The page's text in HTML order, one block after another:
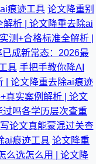
痕迹工具 论文降重别
析 | 论文降重去除ai
测+合格标准全解析 |
成新常态：2026最
具 手把手教你降AI
| 论文降重去除ai痕迹
真实案例解析 | 论文
吗各学历层次查重
论文真能蒙混过关查
ai痕迹工具 论文降重
么选怎么用 | 论文降